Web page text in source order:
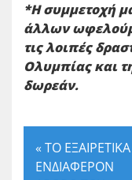
*Η συμμετοχή
άλλων
τις λοιπές
Ολυμπίας και
δωρεάν.
« ΤΟ ΕΞΑΙΡΕΤΙΚΑ
ΕΝΔΙΑΦΕΡΟΝ